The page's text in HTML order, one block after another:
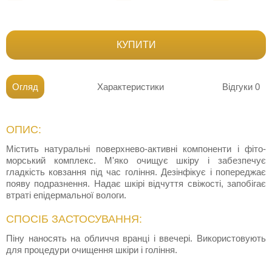
КУПИТИ
Огляд Характеристики Відгуки 0
ОПИС:
Містить натуральні поверхнево-активні компоненти і фіто-
морський комплекс. М'яко очищує шкіру і забезпечує
гладкість ковзання під час гоління. Дезінфікує і попереджає
появу подразнення. Надає шкірі відчуття свіжості, запобігає
втраті епідермальної вологи.
СПОСІБ ЗАСТОСУВАННЯ:
Піну наносять на обличчя вранці і ввечері. Використовують
для процедури очищення шкіри і гоління.